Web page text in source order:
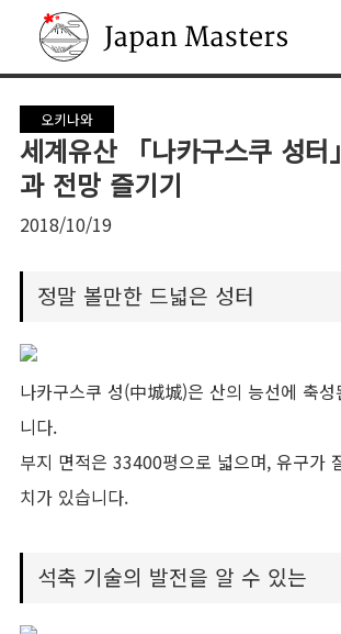
Japan Masters
오키나와
세계유산 「나카구스쿠 성터
과 전망 즐기기
2018/10/19
정말 볼만한 드넓은 성터
나카구스쿠 성(中城城)은 산의 능선에 축
니다.
부지 면적은 33400평으로 넓으며, 유구가
치가 있습니다.
석축 기술의 발전을 알 수 있는